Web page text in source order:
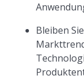
Bleiben